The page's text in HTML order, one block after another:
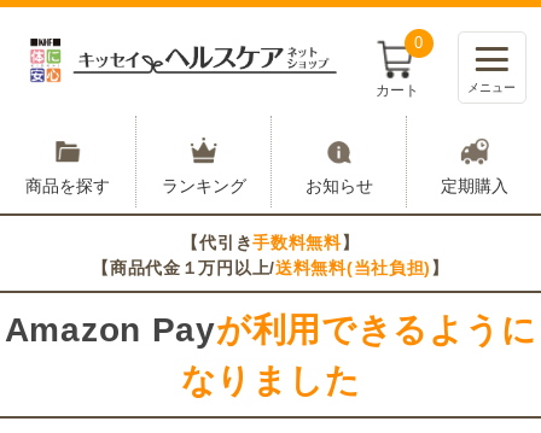
0
カート メニュー
商品を探す ランキング お知らせ 定期購入
【代引き手数料無料】
【商品代金１万円以上/送料無料(当社負担) 】
Amazon Payが利用できるように
なりました